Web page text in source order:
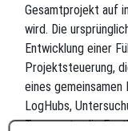
Gesamtprojekt auf
wird. Die
Entwicklung einer
Projektsteuerung,
eines
LogHubs,
Transports, die